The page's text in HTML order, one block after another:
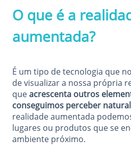
O que é a
aumentada?
É um tipo de tecnologia que
de visualizar a nossa própria
queacrescenta outros
conseguimos perceber
realidade aumentada
lugares ou produtos que se
ambiente próximo.